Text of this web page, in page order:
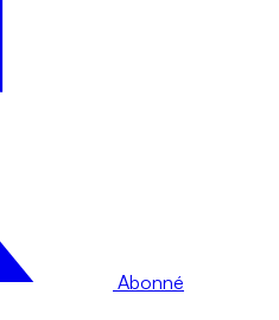
Abonné